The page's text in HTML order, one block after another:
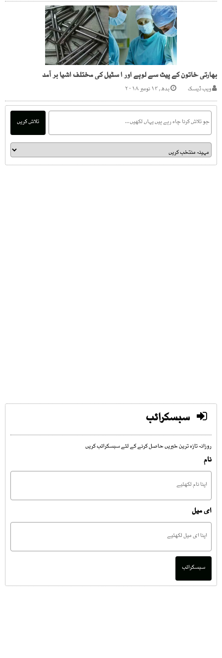
بھارتی خاتون کے پیٹ سے لوہے اور ا سٹیل کی مختلف اشیا بر آمد
ویب ڈیسک بدھ, ۱۴ نومبر ۲۰۱۸
تلاش کریں
سبسکرائب
روزانہ تازہ ترین خبریں حاصل کرنے کے لئے سبسکرائب کریں
نام
ای میل
سبسکرائب